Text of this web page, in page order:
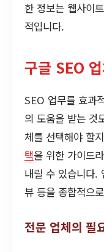
한 정보는 웹사이
적입니다.
구글 SEO
SEO 업무를 효과
의 도움을 받는 것
체를 선택해야 할
택을 위한 가이드
내릴 수 있습니다.
뷰 등을 종합적으
전문 업체의 필